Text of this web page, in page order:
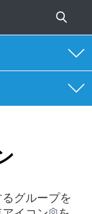
グループを